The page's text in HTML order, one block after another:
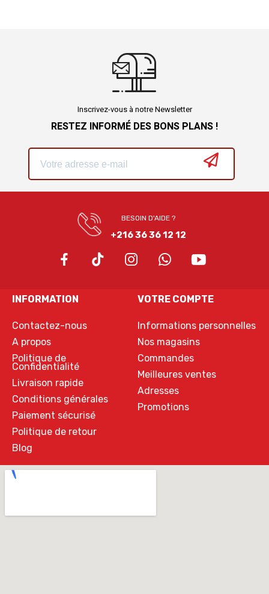
Inscrivez-vous à notre Newsletter
RESTEZ INFORMÉ DES BONS PLANS !
BESOIN D'AIDE ?
+216 36 36 12 12
INFORMATION
Contactez-nous
A propos
Politique de
Confidentialité
Livraison rapide
Conditions générales
Paiement sécurisé
Politique de retour
Blog
VOTRE COMPTE
Informations personnelles
Nos magasins
Commandes
Meilleures ventes
Adresses
Promotions